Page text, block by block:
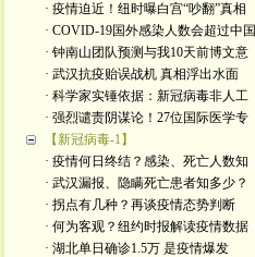
· 疫情迫近！纽时曝白宫“吵翻”真相
· COVID-19国外感染人数会超过中国
· 钟南山团队预测与我10天前博文意
· 武汉抗疫贻误战机 真相浮出水面
· 科学家实锤依据：新冠病毒非人工
· 强烈谴责阴谋论！27位国际医学专
【新冠病毒-1】
· 疫情何日终结？感染、死亡人数知
· 武汉漏报、隐瞒死亡患者知多少？
· 拐点有几种？再谈疫情态势判断
· 何为客观？纽约时报解读疫情数据
· 湖北单日确诊1.5万 是疫情爆发